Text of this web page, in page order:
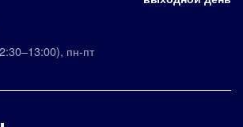
, пн-пт